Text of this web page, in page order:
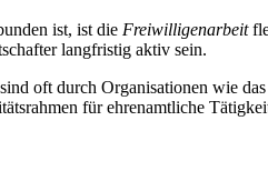
ist, ist die Freiwilligenarbeit
langfristig aktiv sein.
oft durch Organisationen wie
für ehrenamtliche